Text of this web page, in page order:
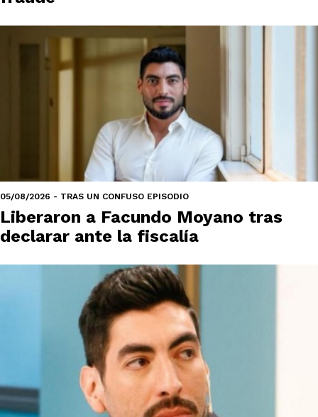
05/08/2026 - TRAS UN CONFUSO EPISODIO
Liberaron a Facundo Moyano tras
declarar ante la fiscalía